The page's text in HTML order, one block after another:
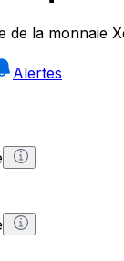
de la monnaie
Alertes